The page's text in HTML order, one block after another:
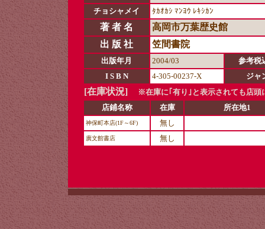
チョシャメイ
ﾀｶｵｶｼ ﾏﾝﾖｳ ﾚｷｼｶﾝ
著 者 名
高岡市万葉歴史館
出 版 社
笠間書院
出版年月 2004/03
参考税
I S B N
4-305-00237-X ジャ
[在庫状況]
※在庫に｢有り｣と表示されても店頭
店鋪名称
在庫 所在地1
神保町本店(1F～6F) 無し
廣文館書店 無し